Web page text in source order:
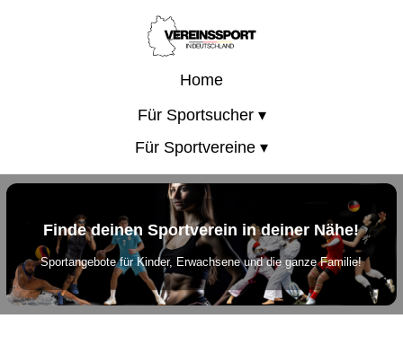
Home
Für Sportsucher ▾
Für Sportvereine ▾
Finde deinen Sportverein in deiner Nähe!
Sportangebote für Kinder, Erwachsene und die ganze Familie!